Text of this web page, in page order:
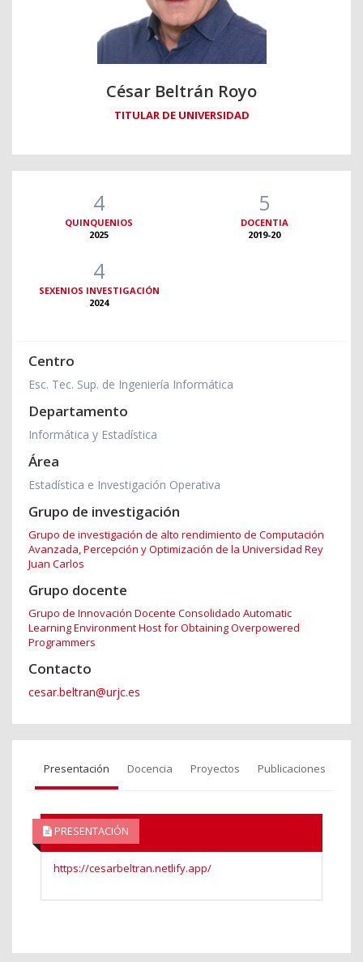
César Beltrán Royo
TITULAR DE UNIVERSIDAD
4
QUINQUENIOS
2025
5
DOCENTIA
2019-20
4
SEXENIOS INVESTIGACIÓN
2024
Centro
Esc. Tec. Sup. de Ingeniería Informática
Departamento
Informática y Estadística
Área
Estadística e Investigación Operativa
Grupo de investigación
Grupo de investigación de alto rendimiento de Computación
Avanzada, Percepción y Optimización de la Universidad Rey
Juan Carlos
Grupo docente
Grupo de Innovación Docente Consolidado Automatic
Learning Environment Host for Obtaining Overpowered
Programmers
Contacto
cesar.beltran@urjc.es
Presentación Docencia Proyectos Publicaciones
PRESENTACIÓN
https://cesarbeltran.netlify.app/